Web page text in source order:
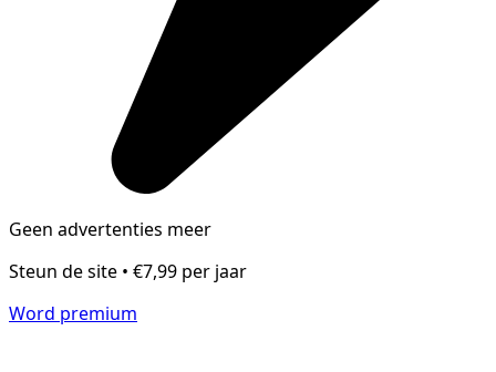
Geen advertenties meer
Steun de site • €7,99 per jaar
Word premium